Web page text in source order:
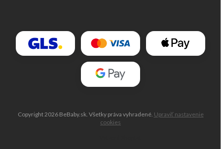
Copyright 2026 BeBaby.sk. Všetky práva vyhradené. Upraviť nastavenie
cookies